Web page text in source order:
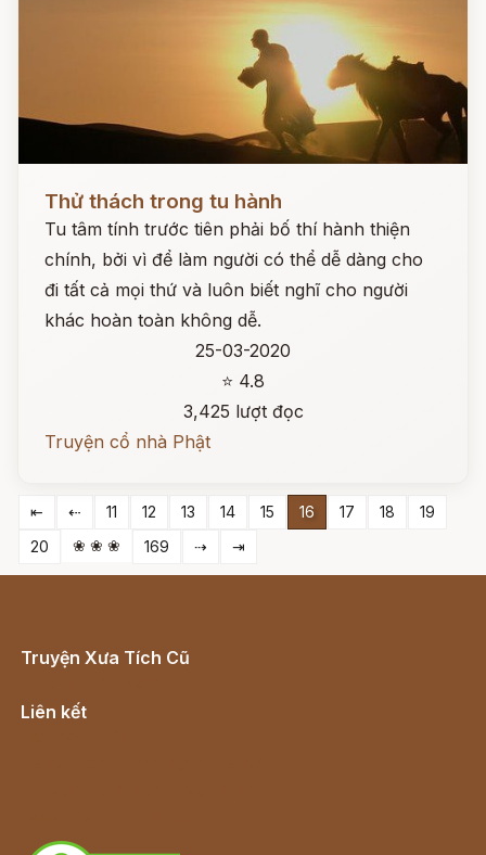
Thử thách trong tu hành
Tu tâm tính trước tiên phải bố thí hành thiện
chính, bởi vì để làm người có thể dễ dàng cho
đi tất cả mọi thứ và luôn biết nghĩ cho người
khác hoàn toàn không dễ.
25-03-2020
⭐ 4.8
3,425 lượt đọc
Truyện cổ nhà Phật
⇤ ⇠ 11 12 13 14 15 16 17 18
19
20
❀ ❀ ❀ 169 ⇢ ⇥
Truyện Xưa Tích Cũ
Liên kết